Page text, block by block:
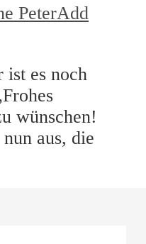
PeterAdd
ist es noch
wünschen!
aus, die